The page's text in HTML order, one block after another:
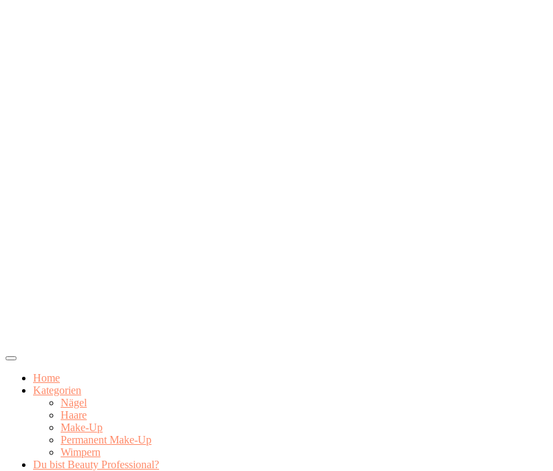
Home
Kategorien
Nägel
Haare
Make-Up
Permanent Make-Up
Wimpern
Du bist Beauty Professional?